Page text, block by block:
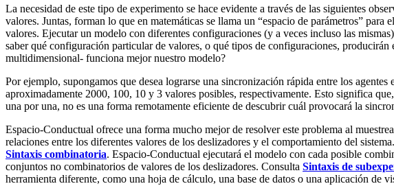
La necesidad de este tipo de experimento se hace evidente a través de las siguientes
valores. Juntas, forman lo que en matemáticas se llama un “espacio de parámetros”
valores. Ejecutar un modelo con diferentes configuraciones (y a veces incluso las
saber qué configuración particular de valores, o qué tipos de configuraciones,
multidimensional- funciona mejor nuestro modelo?
Por ejemplo, supongamos que desea lograrse una sincronización rápida entre los
aproximadamente 2000, 100, 10 y 3 valores posibles, respectivamente. Esto significa
una por una, no es una forma remotamente eficiente de descubrir cuál provocará la
Espacio-Conductual ofrece una forma mucho mejor de resolver este problema al
relaciones entre los diferentes valores de los deslizadores y el comportamiento del
Sintaxis combinatoria. Espacio-Conductual ejecutará el modelo con cada posible
conjuntos no combinatorios de valores de los deslizadores. Consulta Sintaxis de
herramienta diferente, como una hoja de cálculo, una base de datos o una aplicación de